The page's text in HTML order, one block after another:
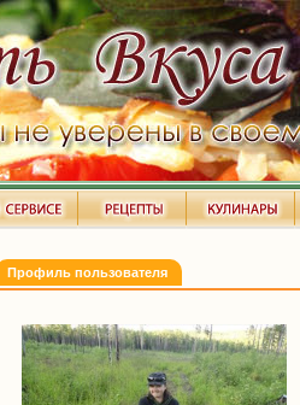
Профиль пользователя